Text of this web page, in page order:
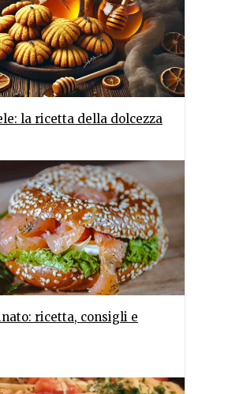
la ricetta della dolcezza
ricetta, consigli e